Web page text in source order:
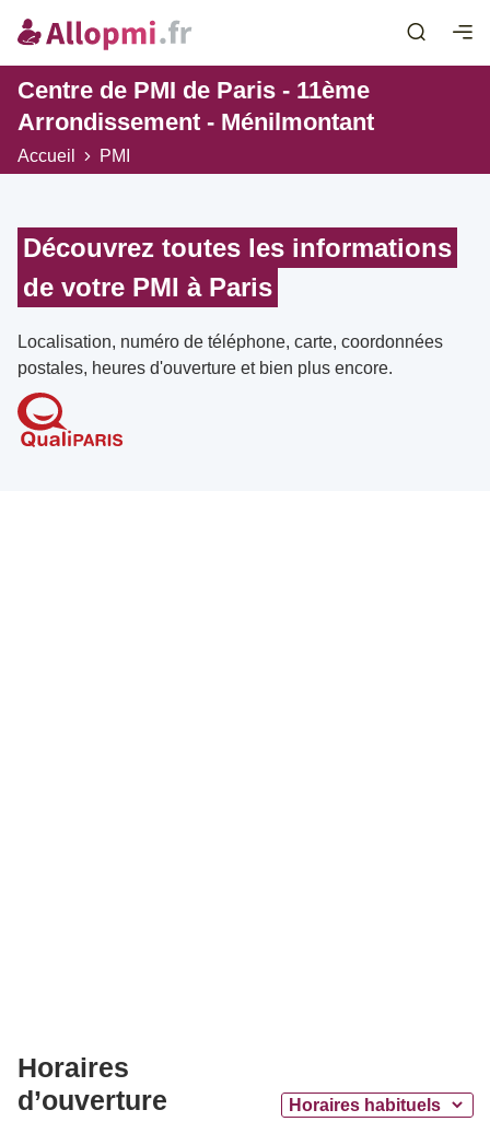
Centre de PMI de Paris - 11ème
Arrondissement - Ménilmontant
Accueil PMI
Découvrez toutes les informations
de votre PMI à Paris
Localisation, numéro de téléphone, carte, coordonnées
postales, heures d'ouverture et bien plus encore.
Horaires
d’ouverture